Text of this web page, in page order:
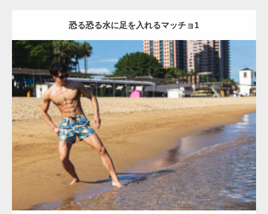
恐る恐る水に足を入れるマッチョ1
Update:2021.07.8
Category:海のマッチョ オレンジの人 AKIHITO(細マッチョ) 腹筋
ダウンロード
【YouTube】マッチョフリー素材メンバーが